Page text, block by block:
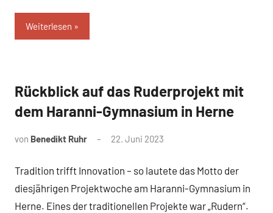
Weiterlesen
News
Rückblick auf das Ruderprojekt mit
dem Haranni-Gymnasium in Herne
von Benedikt Ruhr 22. Juni 2023
Tradition trifft Innovation – so lautete das Motto der
diesjährigen Projektwoche am Haranni-Gymnasium in
Herne. Eines der traditionellen Projekte war „Rudern“.